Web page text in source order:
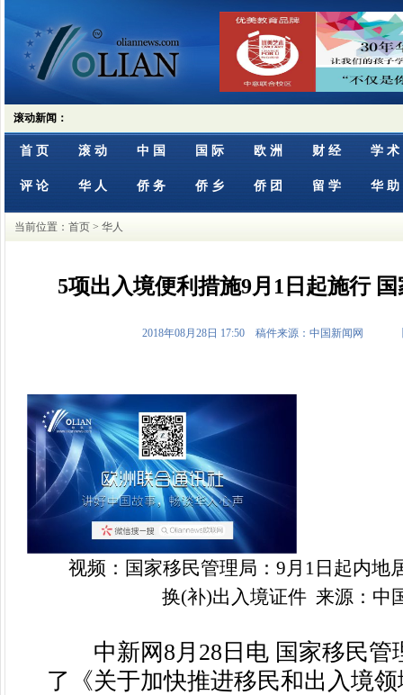
滚动新闻：
首 页 滚 动 中 国 国 际 欧 洲 财 经 学 术
评 论 华 人 侨 务 侨 乡 侨 团 留 学 华 助
当前位置： 首页 > 华人
5项出入境便利措施9月1日起施行
2018年08月28日 17:50 稿件来源：中国新闻网
视频：国家移民管理局：9月1日起内地
换(补)出入境证件 来源：中
中新网8月28日电 国家移民管
了《关于加快推进移民和出入境